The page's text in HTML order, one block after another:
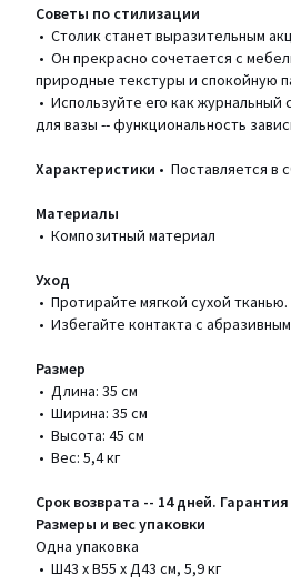
Советы по стилизации
• Столик станет выразительным
• Он прекрасно сочетается с
природные текстуры и спокойную
• Используйте его как
для вазы -- функциональность
Характеристики • Поставляется в
Материалы
• Композитный материал
Уход
• Протирайте мягкой сухой тканью.
• Избегайте контакта с
Размер
• Длина: 35 см
• Ширина: 35 см
• Высота: 45 см
• Вес: 5,4 кг
Срок возврата -- 14 дней. Гарантия
Размеры и вес упаковки
Одна упаковка
• Ш43 x В55 x Д43 см, 5,9 кг